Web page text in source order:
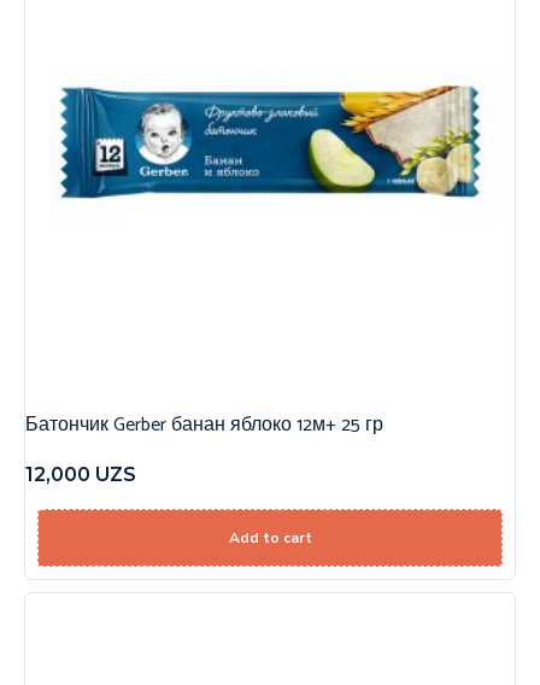
Батончик Gerber банан яблоко 12м+ 25 гр
12,000 UZS
Add to cart